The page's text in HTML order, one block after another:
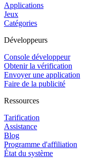
Applications
Jeux
Catégories
Développeurs
Console développeur
Obtenir la vérification
Envoyer une application
Faire de la publicité
Ressources
Tarification
Assistance
Blog
Programme d'affiliation
État du système